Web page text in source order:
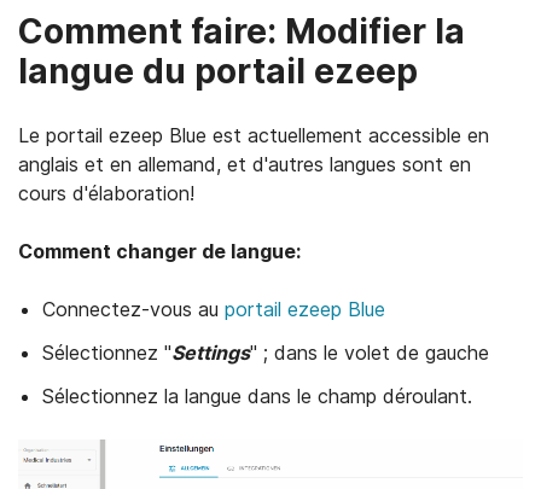
Comment faire: Modifier la
langue du portail ezeep
Le portail ezeep Blue est actuellement accessible en
anglais et en allemand, et d'autres langues sont en
cours d'élaboration!
Comment changer de langue:
Connectez-vous au portail ezeep Blue
Sélectionnez "Settings" ; dans le volet de gauche
Sélectionnez la langue dans le champ déroulant.